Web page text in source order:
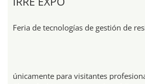
Feria de tecnologías de gestión de
únicamente para visitantes